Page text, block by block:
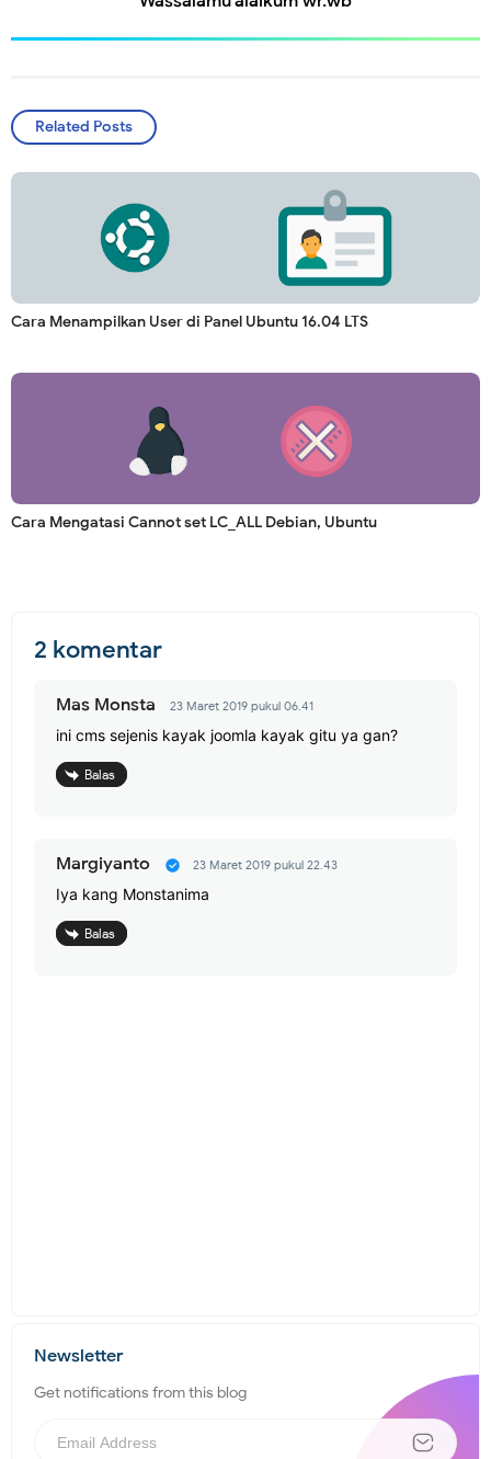
Related Posts
Cara Menampilkan User di Panel Ubuntu 16.04 LTS
Cara Mengatasi Cannot set LC_ALL Debian, Ubuntu
2 komentar
Mas Monsta 23 Maret 2019 pukul 06.41
ini cms sejenis kayak joomla kayak gitu ya gan?
Balas
Margiyanto 23 Maret 2019 pukul 22.43
Iya kang Monstanima
Balas
Newsletter
Get notifications from this blog